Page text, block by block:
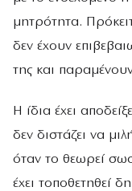
μητρότητα.
δεν έχουν
της και
Η ίδια έχει
δεν διστάζει να
όταν το θεωρεί
έχει τοποθετηθεί